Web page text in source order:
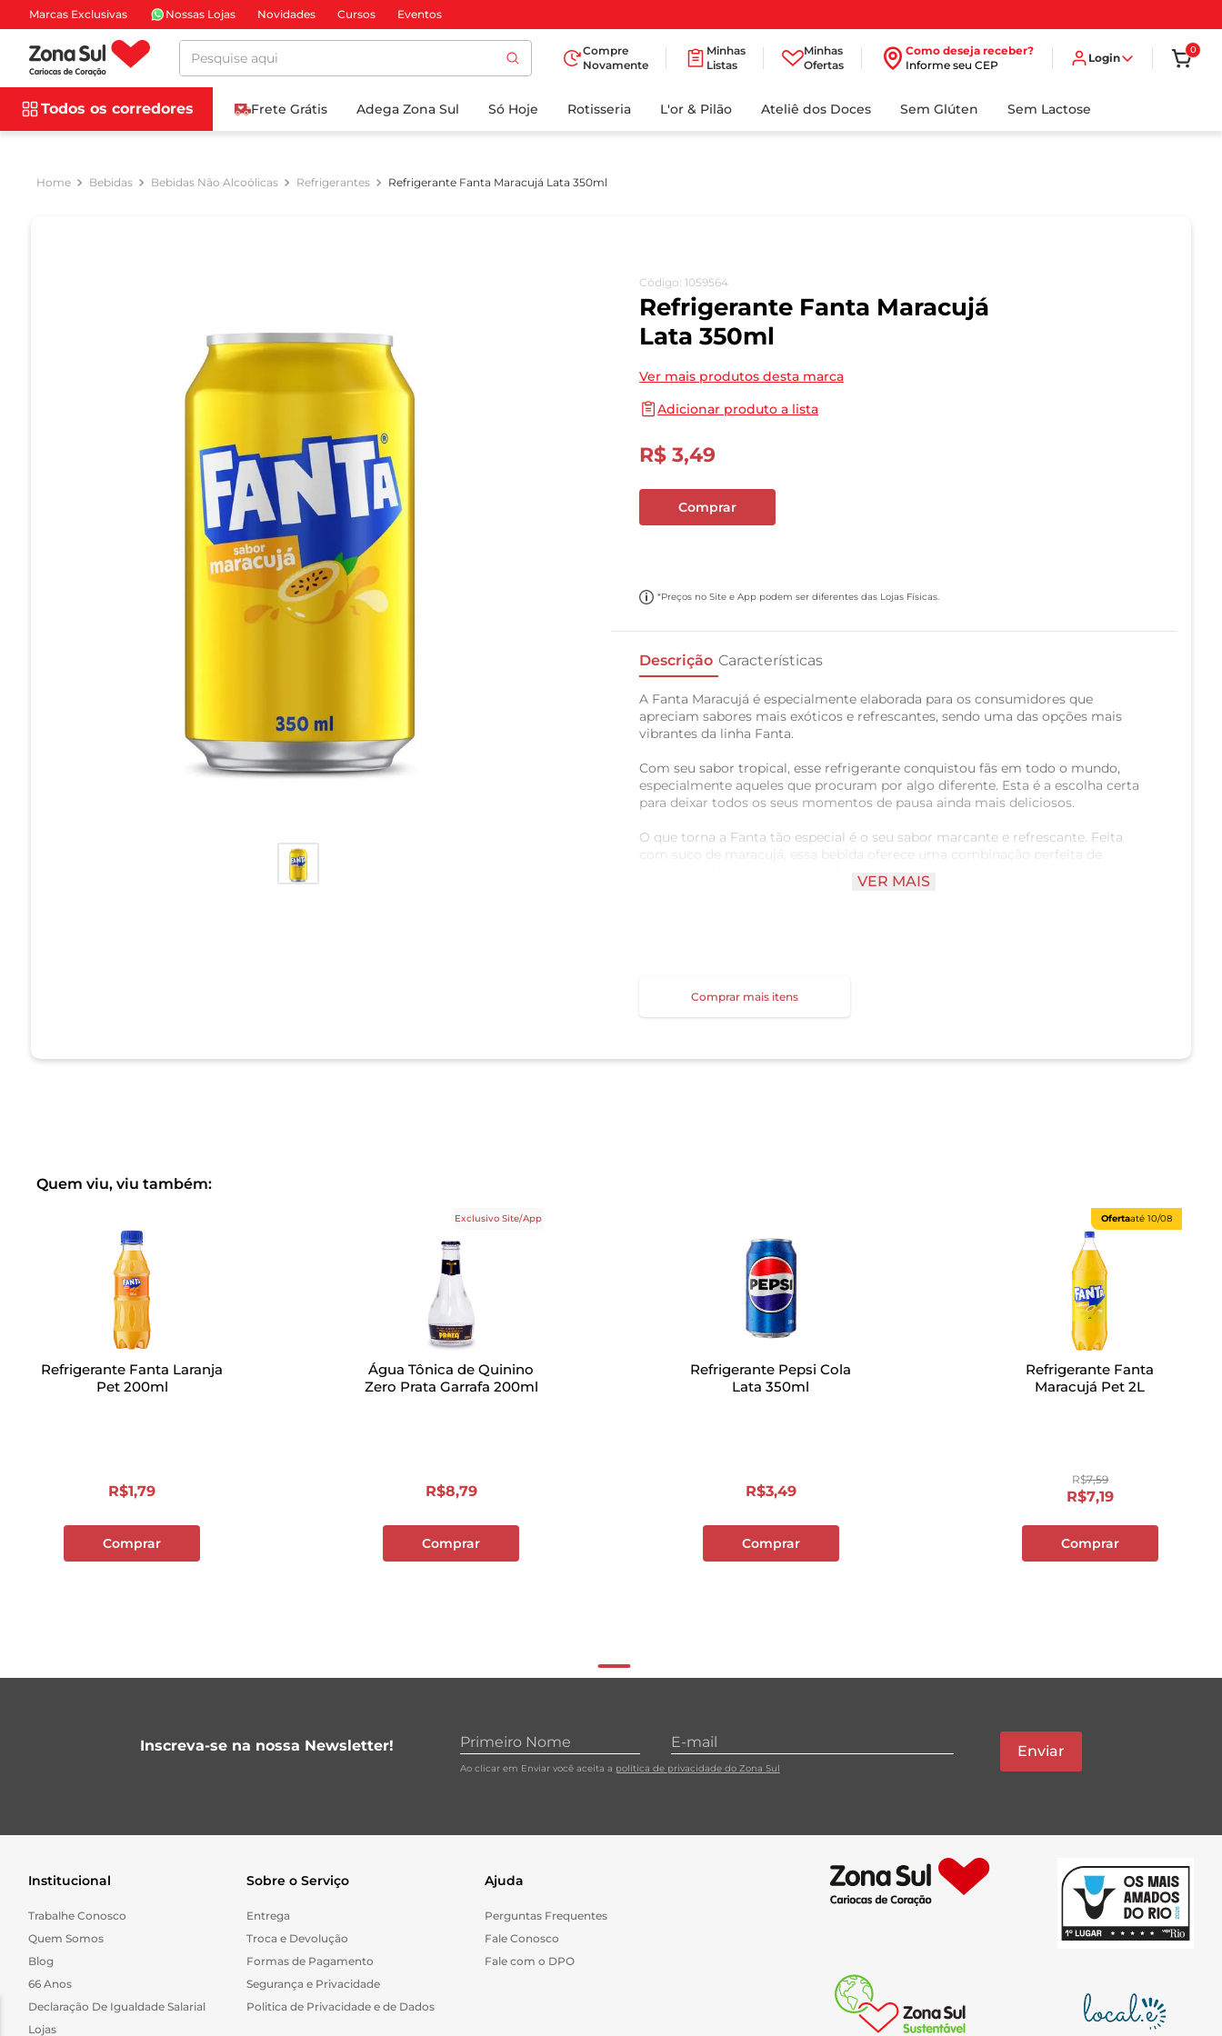
Marcas Exclusivas Nossas Lojas Novidades Cursos Eventos
Pesquise aqui
Compre
Novamente
Minhas
Listas
Minhas
Ofertas
Como deseja receber?
Informe seu CEP
Login
0
Todos os corredores Frete Grátis Adega Zona Sul Só Hoje Rotisseria L'or & Pilão Ateliê dos Doces Sem Glúten Sem Lactose
Bebidas Bebidas Não Alcoólicas Refrigerantes Refrigerante Fanta Maracujá Lata 350ml
Código: 1059564
Refrigerante Fanta Maracujá
Lata 350ml
Ver mais produtos desta marca
Adicionar produto a lista
R$ 3,49
Comprar
*Preços no Site e App podem ser diferentes das Lojas Físicas.
Descrição Características
A Fanta Maracujá é especialmente elaborada para os consumidores que
apreciam sabores mais exóticos e refrescantes, sendo uma das opções mais
vibrantes da linha Fanta.
Com seu sabor tropical, esse refrigerante conquistou fãs em todo o mundo,
especialmente aqueles que procuram por algo diferente. Esta é a escolha certa
para deixar todos os seus momentos de pausa ainda mais deliciosos.
O que torna a Fanta tão especial é o seu sabor marcante e refrescante. Feita
com suco de maracujá, essa bebida oferece uma combinação perfeita de
doçura e acidez, proporcionando uma experiência sensorial única.
VER MAIS
Comprar mais itens
Quem viu, viu também:
Refrigerante Fanta Laranja
Pet 200ml
R$1,79
Comprar
Exclusivo Site/App
Água Tônica de Quinino
Zero Prata Garrafa 200ml
R$8,79
Comprar
Refrigerante Pepsi Cola
Lata 350ml
R$3,49
Comprar
Ofertaaté10/08
Refrigerante Fanta
Maracujá Pet 2L
R$7,59
R$7,19
Comprar
Inscreva-se na nossa Newsletter!
Ao clicar em Enviar você aceita a política de privacidade do Zona Sul
Enviar
Institucional
Trabalhe Conosco
Quem Somos
Blog
66 Anos
Declaração De Igualdade Salarial
Lojas
Sobre o Serviço
Entrega
Troca e Devolução
Formas de Pagamento
Segurança e Privacidade
Politica de Privacidade e de Dados
Ajuda
Perguntas Frequentes
Fale Conosco
Fale com o DPO
BUSCADOS